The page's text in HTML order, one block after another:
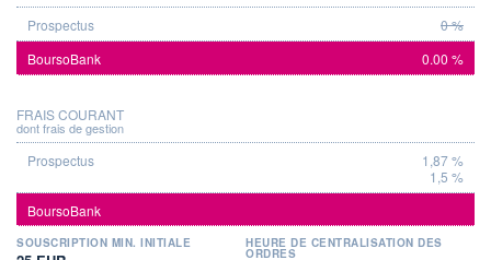
0 %
0.00 %
FRAIS COURANT
dont frais de gestion
1,87 %
1,5 %
SOUSCRIPTION MIN. INITIALE HEURE DE CENTRALISATION DES
ORDRES